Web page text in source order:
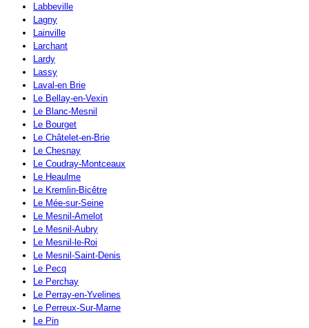
Labbeville
Lagny
Lainville
Larchant
Lardy
Lassy
Laval-en Brie
Le Bellay-en-Vexin
Le Blanc-Mesnil
Le Bourget
Le Châtelet-en-Brie
Le Chesnay
Le Coudray-Montceaux
Le Heaulme
Le Kremlin-Bicêtre
Le Mée-sur-Seine
Le Mesnil-Amelot
Le Mesnil-Aubry
Le Mesnil-le-Roi
Le Mesnil-Saint-Denis
Le Pecq
Le Perchay
Le Perray-en-Yvelines
Le Perreux-Sur-Marne
Le Pin